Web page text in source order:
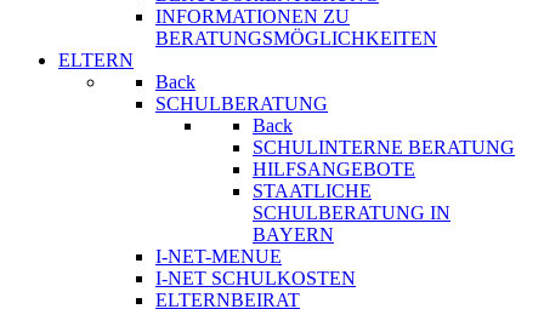
INFORMATIONEN ZU
BERATUNGSMÖGLICHKEITEN
ELTERN
Back
SCHULBERATUNG
Back
SCHULINTERNE BERATUNG
HILFSANGEBOTE
STAATLICHE
SCHULBERATUNG IN
BAYERN
I-NET-MENUE
I-NET SCHULKOSTEN
ELTERNBEIRAT